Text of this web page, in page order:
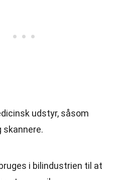
udstyr, såsom
skannere.
i bilindustrien til at